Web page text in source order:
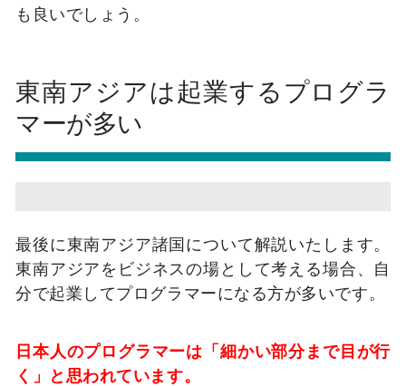
も良いでしょう。
東南アジアは起業するプログラ
マーが多い
最後に東南アジア諸国について解説いたします。
東南アジアをビジネスの場として考える場合、自
分で起業してプログラマーになる方が多いです。
日本人のプログラマーは「細かい部分まで目が行
く」と思われています。